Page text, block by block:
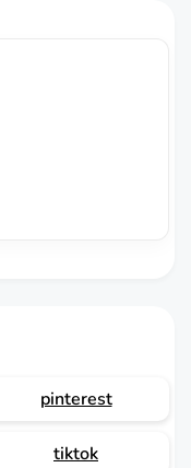
pinterest
tiktok